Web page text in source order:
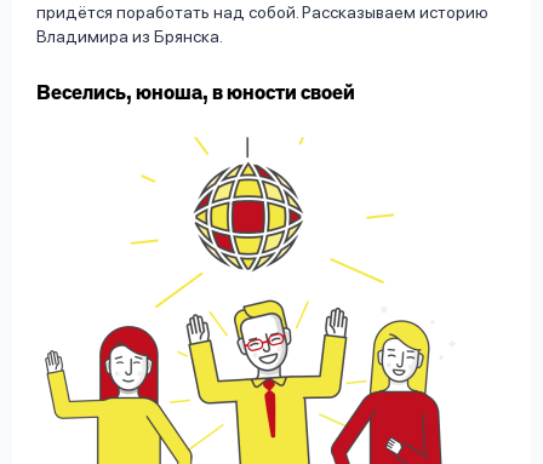
придётся поработать над собой. Рассказываем историю
Владимира из Брянска.
Веселись, юноша, в юности своей